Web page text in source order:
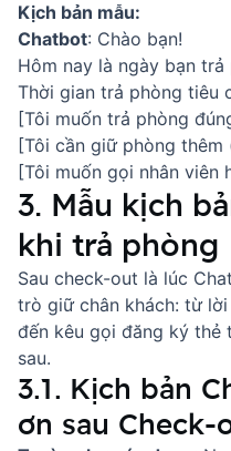
Kịch bản mẫu:
Chatbot: Chào bạn!
Hôm nay là ngày bạn trả
Thời gian trả phòng tiêu
[Tôi muốn trả phòng
[Tôi cần giữ phòng
[Tôi muốn gọi nhân viên
3. Mẫu kịch
khi trả phòng
Sau check-out là lúc
trò giữ chân khách: từ
đến kêu gọi đăng ký thẻ
sau.
3.1. Kịch bản
ơn sau Check-